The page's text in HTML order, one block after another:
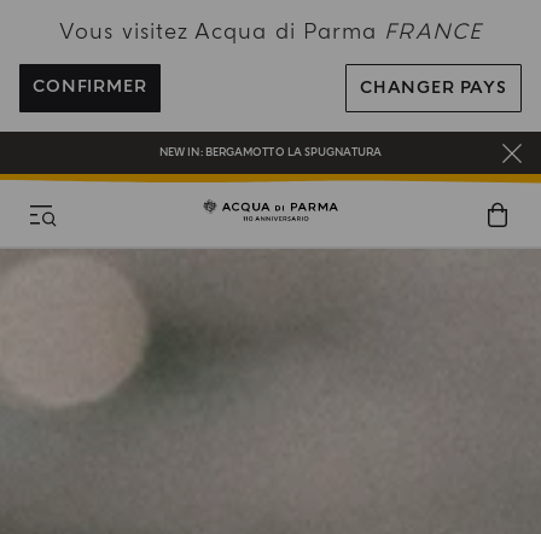
Vous visitez Acqua di Parma FRANCE
CONFIRMER CHANGER PAYS
CADEAU OFFERT POUR TOUTE COMMANDE SUPÉRIEURE À 180€
NEW IN: BERGAMOTTO LA SPUGNATURA
PROFITEZ DE LA LIVRAISON OFFERTE POUR TOUTE COMMANDE SUPÉRIEURE
À 120€